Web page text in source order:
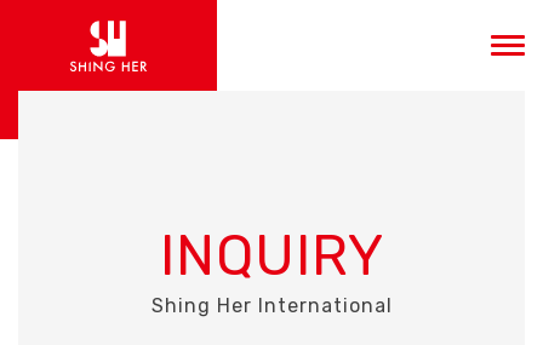
INQUIRY
Shing Her International